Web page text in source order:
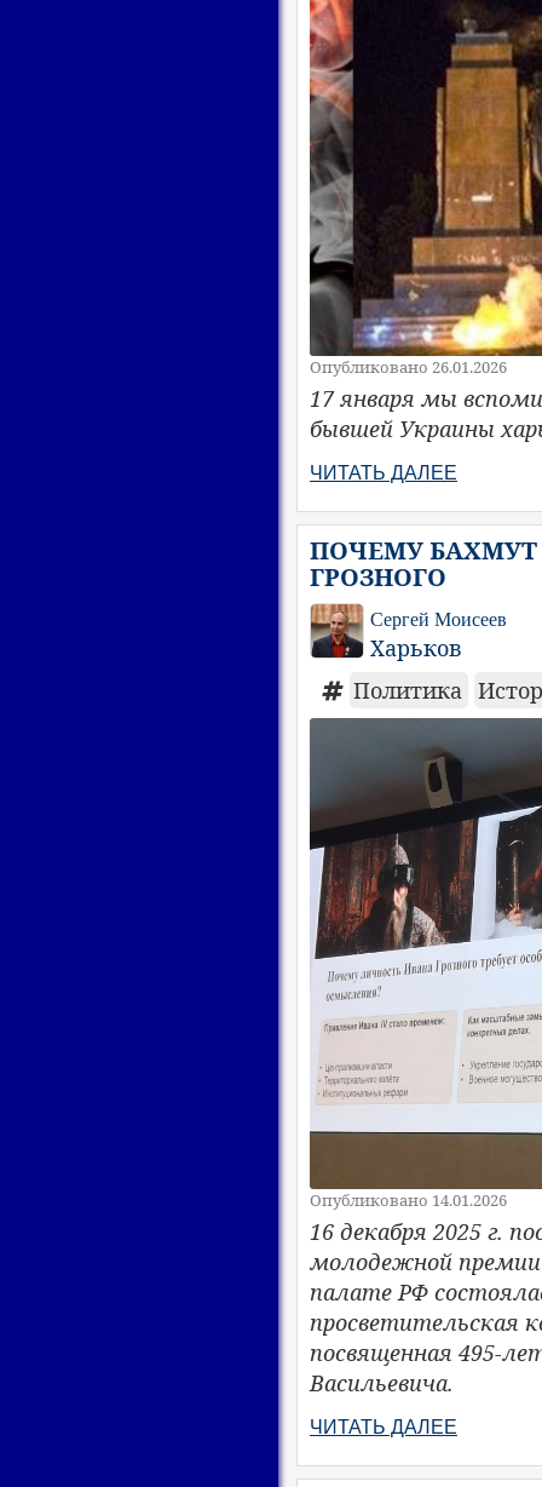
Опубликовано 26.01.2026
17 января мы
бывшей Украины
ЧИТАТЬ ДАЛЕЕ
ПОЧЕМУ БАХМУТ
ГРОЗНОГО
Сергей Моисеев
Харьков
Политика
Опубликовано 14.01.2026
16 декабря 2025 г.
молодежной премии
палате РФ
просветительская
посвященная 495-
Васильевича.
ЧИТАТЬ ДАЛЕЕ